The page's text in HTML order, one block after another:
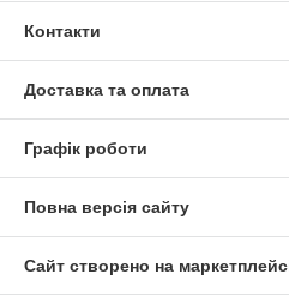
Контакти
Доставка та оплата
Графік роботи
Повна версія сайту
Сайт створено на